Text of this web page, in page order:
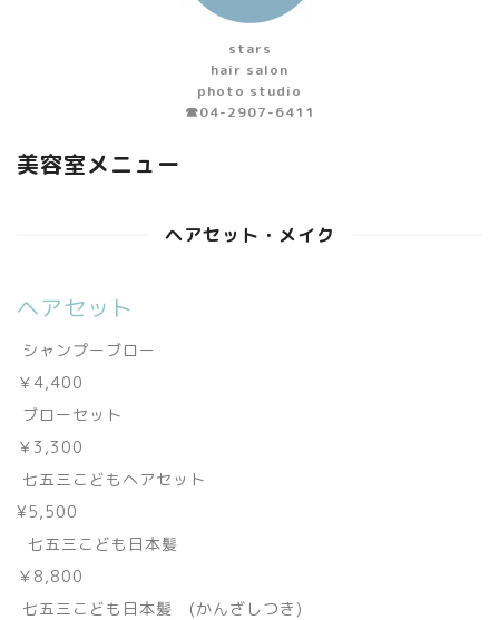
stars
hair salon
photo studio
☎︎04-2907-6411
美容室メニュー
ヘアセット・メイク
ヘアセット
シャンプーブロー
￥4,400
ブローセット
￥3,300
七五三こどもヘアセット
¥5,500
七五三こども日本髪
￥8,800
七五三こども日本髪 (かんざしつき)